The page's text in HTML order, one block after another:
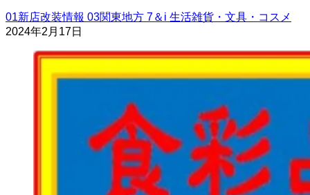
01新店改装情報 03関東地方 7＆i 生活雑貨・文具・コスメ
2024年2月17日